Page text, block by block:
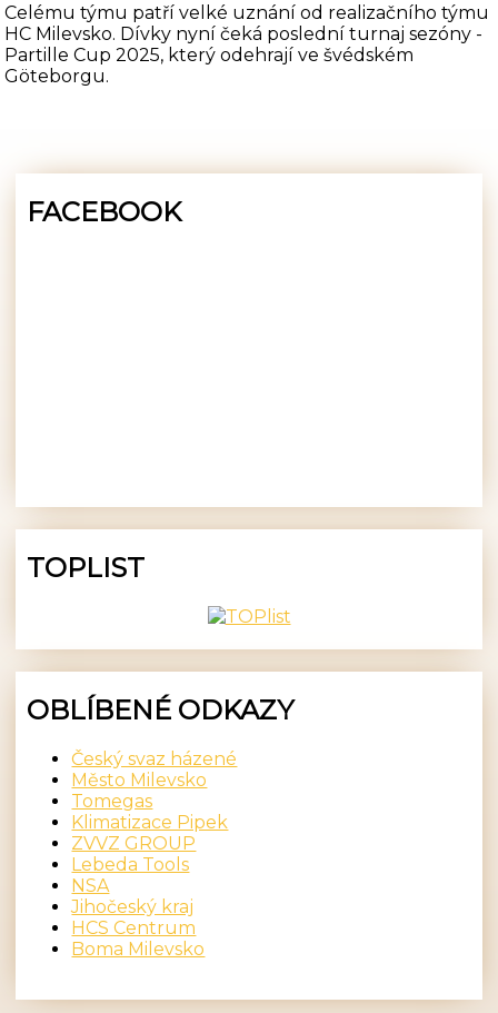
Celému týmu patří velké uznání od realizačního týmu
HC Milevsko. Dívky nyní čeká poslední turnaj sezóny -
Partille Cup 2025, který odehrají ve švédském
Göteborgu.
FACEBOOK
TOPLIST
OBLÍBENÉ ODKAZY
Český svaz házené
Město Milevsko
Tomegas
Klimatizace Pipek
ZVVZ GROUP
Lebeda Tools
NSA
Jihočeský kraj
HCS Centrum
Boma Milevsko